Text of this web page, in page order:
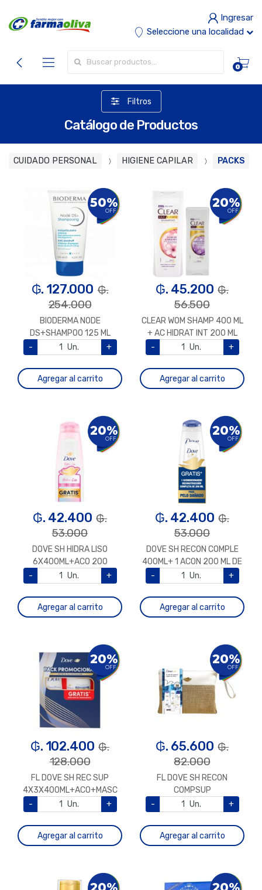
Ingresar
Seleccione una localidad
0
Filtros
Catálogo de Productos
CUIDADO PERSONAL HIGIENE CAPILAR PACKS
50%
OFF
₲. 127.000 ₲.
254.000
BIODERMA NODE
DS+SHAMPOO 125 ML
-
Un. +
Agregar al carrito
20%
OFF
₲. 45.200 ₲.
56.500
CLEAR WOM SHAMP 400 ML
+ AC HIDRAT INT 200 ML
-
Un. +
Agregar al carrito
20%
OFF
₲. 42.400 ₲.
53.000
DOVE SH HIDRA LISO
6X400ML+ACO 2OO
-
Un. +
Agregar al carrito
20%
OFF
₲. 42.400 ₲.
53.000
DOVE SH RECON COMPLE
400ML+ 1 ACON 200 ML DE
REGALO
- Un. +
Agregar al carrito
20%
OFF
₲. 102.400 ₲.
128.000
FL DOVE SH REC SUP
4X3X400ML+ACO+MASC
-
Un. +
Agregar al carrito
20%
OFF
₲. 65.600 ₲.
82.000
FL DOVE SH RECON
COMPSUP
8X200ML+ACO+AER+JAB
- Un. +
Agregar al carrito